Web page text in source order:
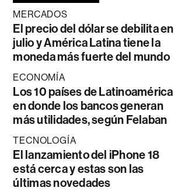
MERCADOS
El precio del dólar se debilita en
julio y América Latina tiene la
moneda más fuerte del mundo
ECONOMÍA
Los 10 países de Latinoamérica
en donde los bancos generan
más utilidades, según Felaban
TECNOLOGÍA
El lanzamiento del iPhone 18
está cerca y estas son las
últimas novedades